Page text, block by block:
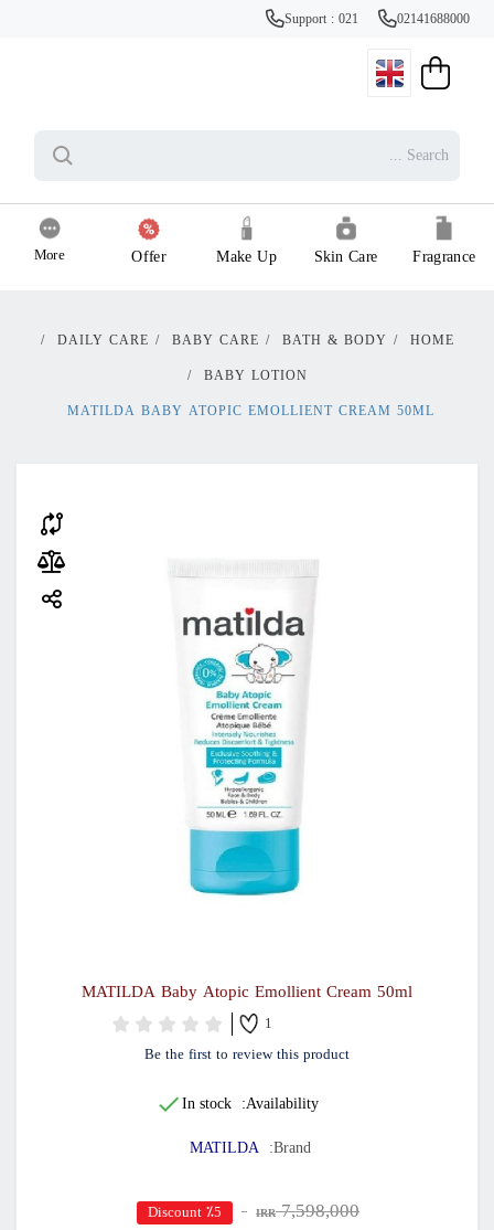
Support : 021 02141688000
Fragrance
Skin Care
Make Up
Offer
More
HOME
/
BATH & BODY
/
BABY CARE
/
DAILY CARE
/
BABY LOTION
/
MATILDA BABY ATOPIC EMOLLIENT CREAM 50ML
MATILDA Baby Atopic Emollient Cream 50ml
1
Be the first to review this product
Availability:
In stock
Brand:
MATILDA
7,598,000
IRR ٪5 Discount